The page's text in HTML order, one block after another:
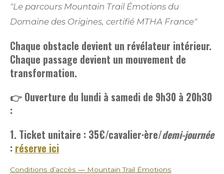
"Le parcours Mountain Trail Émotions du
Domaine des Origines, certifié MTHA France"
Chaque obstacle devient un révélateur intérieur.
Chaque passage devient un mouvement de
transformation.
👉 Ouverture du lundi à samedi de 9h30 à 20h30
:
1. Ticket unitaire : 35€/cavalier·ère/demi-journée
: réserve ici
Conditions d’accès — Mountain Trail Émotions